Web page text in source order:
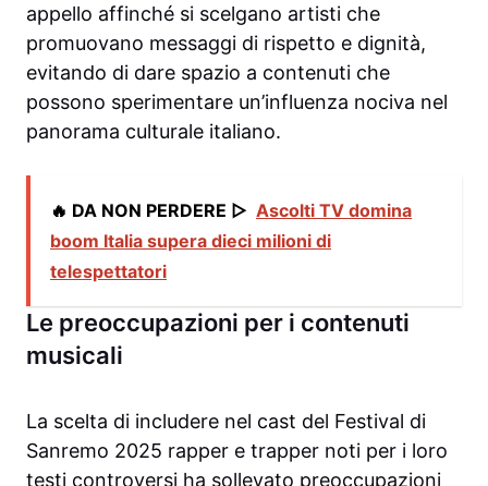
appello affinché si scelgano artisti che
promuovano messaggi di rispetto e dignità,
evitando di dare spazio a contenuti che
possono sperimentare un’influenza nociva nel
panorama culturale italiano.
🔥 DA NON PERDERE ▷ Ascolti TV domina
boom Italia supera dieci milioni di
telespettatori
Le preoccupazioni per i contenuti
musicali
La scelta di includere nel cast del Festival di
Sanremo 2025 rapper e trapper noti per i loro
testi controversi ha sollevato preoccupazioni